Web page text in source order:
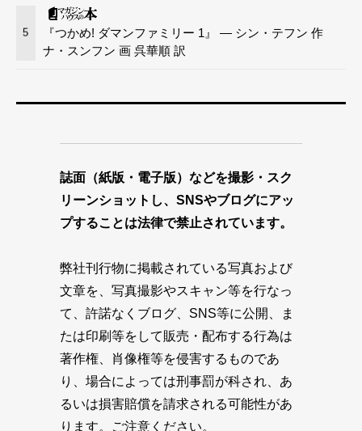
5
『つかめ! ダマンファミリー 1』 — シン・テフン 作
ナ・スンフン 画 呉華順 訳
誌面（紙版・電子版）などを撮影・スク
リーンショットし、SNSやブログにアッ
プすることは法律で禁止されています。
弊社刊行物に掲載されている写真および
文章を、写真撮影やスキャン等を行なっ
て、許諾なくブログ、SNS等に公開、ま
たは印刷等をして販売・配布する行為は
著作権、肖像権等を侵害するものであ
り、場合によっては刑事罰が科され、あ
るいは損害賠償を請求される可能性があ
ります。ご注意ください。